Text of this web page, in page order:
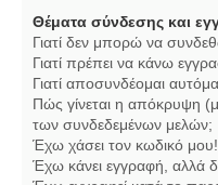
Θέματα σύνδεσης και
Γιατί δεν μπορώ να
Γιατί πρέπει να κάνω
Γιατί αποσυνδέομαι
Πώς γίνεται η απόκρυψη
των συνδεδεμένων μελών;
Έχω χάσει τον κωδικό μου!
Έχω κάνει εγγραφή, αλλά